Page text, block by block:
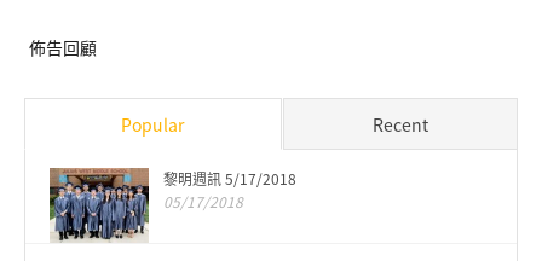
佈告回顧
Popular Recent
黎明週訊 5/17/2018
05/17/2018